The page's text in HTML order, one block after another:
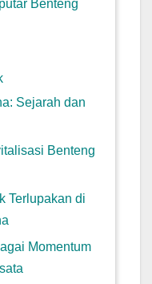
Benteng
Sejarah dan
Benteng
Terlupakan di
Momentum